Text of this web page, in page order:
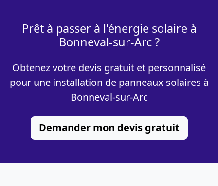
Prêt à passer à l'énergie solaire à
Bonneval-sur-Arc ?
Obtenez votre devis gratuit et personnalisé
pour une installation de panneaux solaires à
Bonneval-sur-Arc
Demander mon devis gratuit